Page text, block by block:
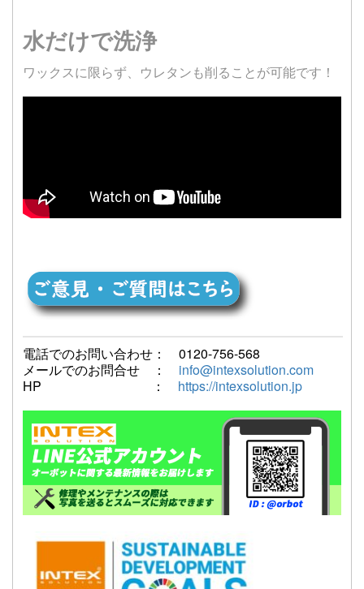
水だけで洗浄
ワックスに限らず、ウレタンも削ることが可能です！
電話でのお問い合わせ： 0120-756-568
メールでのお問合せ ： info@intexsolution.com
HP ： https://intexsolution.jp